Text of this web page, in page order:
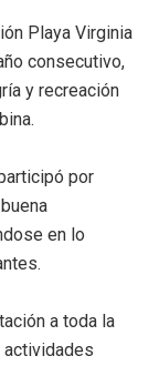
Playa Virginia
consecutivo,
y recreación
por
en lo
a toda la
actividades